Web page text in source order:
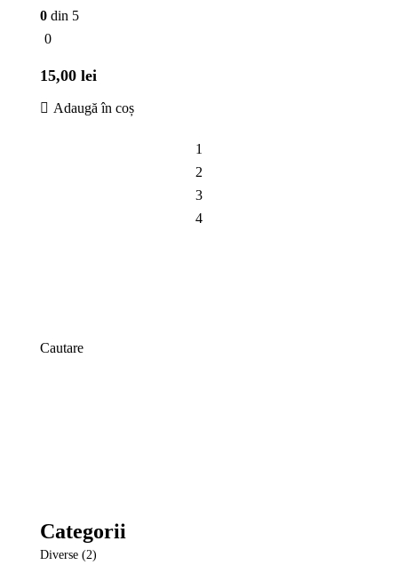
0 din 5
0
15,00 lei
Adaugă în coș
1
2
3
4
Cautare
Categorii
Diverse 2